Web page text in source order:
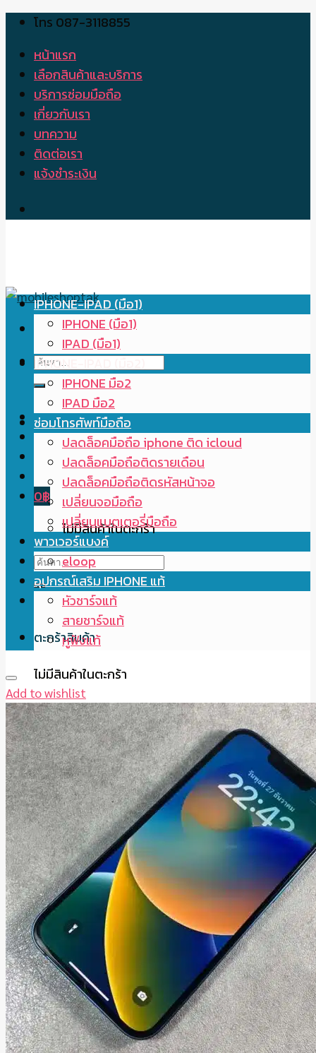
Skip
content
โทร 087-3118855
หน้าแรก
เลือกสินค้าและบริการ
บริการซ่อมมือถือ
เกี่ยวกับเรา
บทความ
ติดต่อเรา
แจ้งชำระเงิน
ค้นหา:
0฿
ไม่มีสินค้าในตะกร้า
ค้นหา:
ตะกร้าสินค้า
ไม่มีสินค้าในตะกร้า
IPHONE-IPAD (มือ1)
IPHONE (มือ1)
IPAD (มือ1)
IPHONE-IPAD (มือ2)
IPHONE มือ2
IPAD มือ2
ซ่อมโทรศัพท์มือถือ
ปลดล็อคมือถือ iphone ติด icloud
ปลดล็อคมือถือติดรายเดือน
ปลดล็อคมือถือติดรหัสหน้าจอ
เปลี่ยนจอมือถือ
เปลี่ยนแบตเตอรี่มือถือ
พาวเวอร์แบงค์
eloop
อุปกรณ์เสริม IPHONE แท้
หัวชาร์จแท้
สายชาร์จแท้
หูฟังแท้
Add to wishlist